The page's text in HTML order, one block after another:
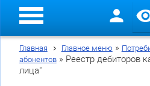
Главная Главное меню »
абонентов» Реестр дебиторов
лица"